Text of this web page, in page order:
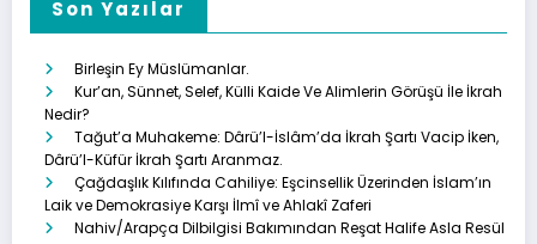
Son Yazılar
Birleşin Ey Müslümanlar.
Kur’an, Sünnet, Selef, Külli Kaide Ve Alimlerin Görüşü İle İkrah
Nedir?
Tağut’a Muhakeme: Dârü’l-İslâm’da İkrah Şartı Vacip İken,
Dârü’l-Küfür İkrah Şartı Aranmaz.
Çağdaşlık Kılıfında Cahiliye: Eşcinsellik Üzerinden İslam’ın
Laik ve Demokrasiye Karşı İlmî ve Ahlakî Zaferi
Nahiv/Arapça Dilbilgisi Bakımından Reşat Halife Asla Resül